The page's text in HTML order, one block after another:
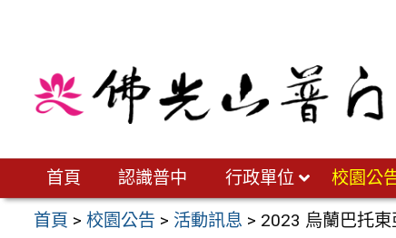
首頁 認識普中 行政單位 校園公
首頁 >校園公告 > 活動訊息 > 2023 烏蘭巴托